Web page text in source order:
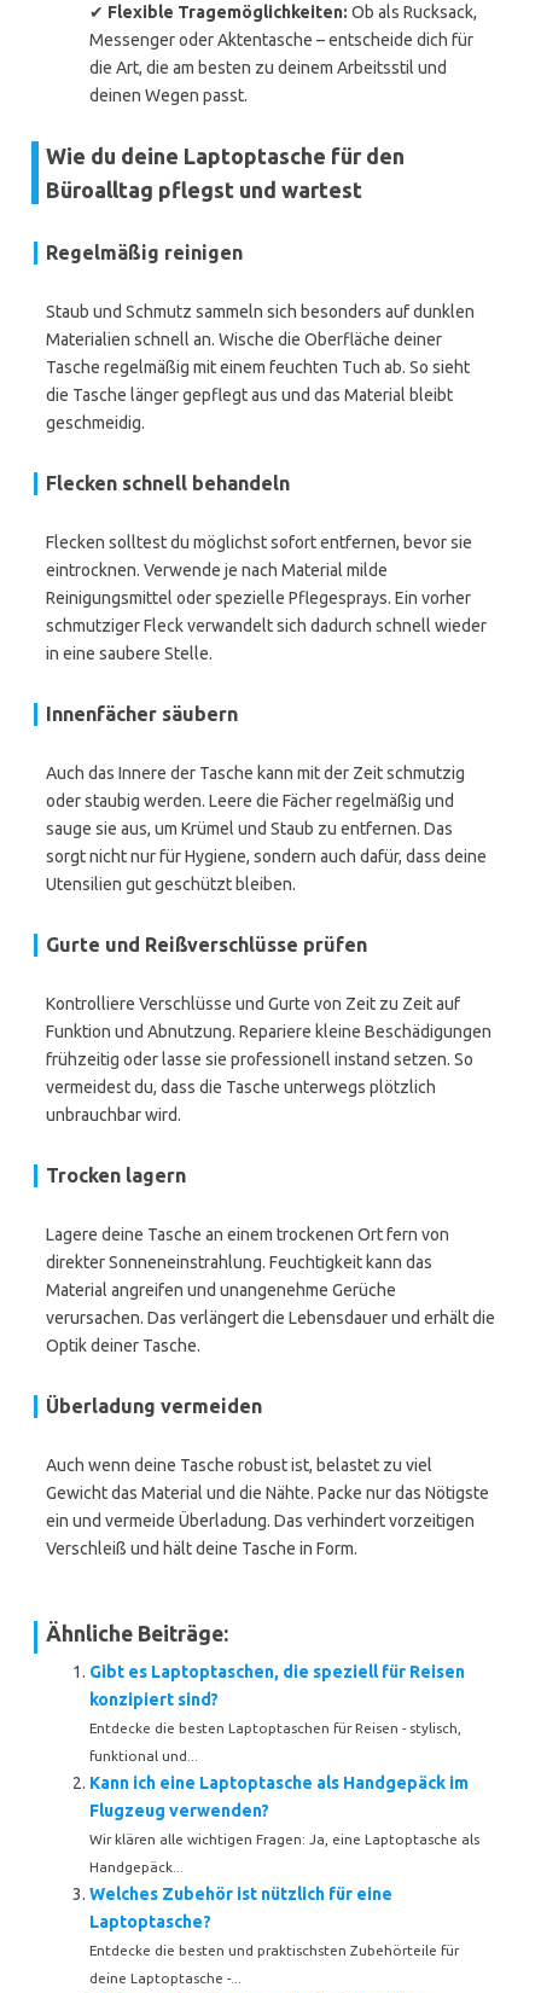
✔ Flexible Tragemöglichkeiten: Ob als Rucksack,
Messenger oder Aktentasche – entscheide dich für
die Art, die am besten zu deinem Arbeitsstil und
deinen Wegen passt.
Wie du deine Laptoptasche für den
Büroalltag pflegst und wartest
Regelmäßig reinigen
Staub und Schmutz sammeln sich besonders auf dunklen
Materialien schnell an. Wische die Oberfläche deiner
Tasche regelmäßig mit einem feuchten Tuch ab. So sieht
die Tasche länger gepflegt aus und das Material bleibt
geschmeidig.
Flecken schnell behandeln
Flecken solltest du möglichst sofort entfernen, bevor sie
eintrocknen. Verwende je nach Material milde
Reinigungsmittel oder spezielle Pflegesprays. Ein vorher
schmutziger Fleck verwandelt sich dadurch schnell wieder
in eine saubere Stelle.
Innenfächer säubern
Auch das Innere der Tasche kann mit der Zeit schmutzig
oder staubig werden. Leere die Fächer regelmäßig und
sauge sie aus, um Krümel und Staub zu entfernen. Das
sorgt nicht nur für Hygiene, sondern auch dafür, dass deine
Utensilien gut geschützt bleiben.
Gurte und Reißverschlüsse prüfen
Kontrolliere Verschlüsse und Gurte von Zeit zu Zeit auf
Funktion und Abnutzung. Repariere kleine Beschädigungen
frühzeitig oder lasse sie professionell instand setzen. So
vermeidest du, dass die Tasche unterwegs plötzlich
unbrauchbar wird.
Trocken lagern
Lagere deine Tasche an einem trockenen Ort fern von
direkter Sonneneinstrahlung. Feuchtigkeit kann das
Material angreifen und unangenehme Gerüche
verursachen. Das verlängert die Lebensdauer und erhält die
Optik deiner Tasche.
Überladung vermeiden
Auch wenn deine Tasche robust ist, belastet zu viel
Gewicht das Material und die Nähte. Packe nur das Nötigste
ein und vermeide Überladung. Das verhindert vorzeitigen
Verschleiß und hält deine Tasche in Form.
Ähnliche Beiträge:
Gibt es Laptoptaschen, die speziell für Reisen
konzipiert sind?
Entdecke die besten Laptoptaschen für Reisen - stylisch,
funktional und...
Kann ich eine Laptoptasche als Handgepäck im
Flugzeug verwenden?
Wir klären alle wichtigen Fragen: Ja, eine Laptoptasche als
Handgepäck...
Welches Zubehör ist nützlich für eine
Laptoptasche?
Entdecke die besten und praktischsten Zubehörteile für
deine Laptoptasche -...